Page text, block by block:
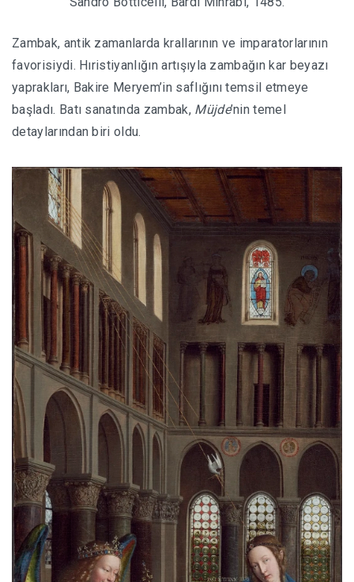
Zambak, antik zamanlarda krallarının ve imparatorlarının
favorisiydi. Hıristiyanlığın artışıyla zambağın kar beyazı
yaprakları, Bakire Meryem’in saflığını temsil etmeye
başladı. Batı sanatında zambak, Müjde’nin temel
detaylarından biri oldu.